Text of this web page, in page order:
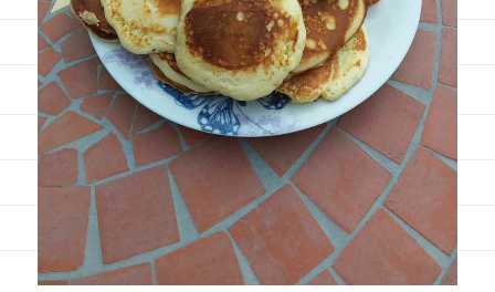
Viandes
Pratique
Mesures conversions
Lexique des différents termes de cuisine
Service du vin
Contact